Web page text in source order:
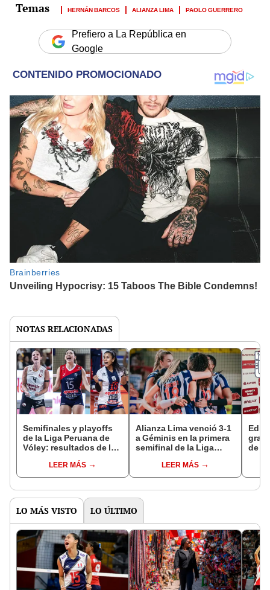
HERNÁN BARCOS ALIANZA LIMA PAOLO GUERRERO
Prefiero a La República en
Google
NOTAS RELACIONADAS
Semifinales y playoffs
de la Liga Peruana de
Vóley: resultados de los
torneoLEER MÁS
Alianza Lima venció 3-1
a Géminis en la primera
semifinal de la Liga
LEER MÁS
gran
de la
LO MÁS VISTO LO ÚLTIMO